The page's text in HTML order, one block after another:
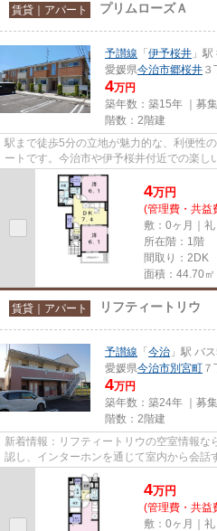
賃貸｜アパート プリムローズＡ
予讃線 「 伊予桜井 」
愛媛県今治市郷桜井
4万円
築年数：築15年 ｜募集
階数：2階建
駅まで徒歩5分の立地が魅力的な、利便性
ートです。今治市や伊予桜井付近での楽し
敵なお部屋を私達と一緒に見つ...
4万円
(管理費・共益
敷：0ヶ月｜礼
所在階：1階
間取り：2DK
面積：44.70㎡
賃貸｜アパート リフティートリウ
予讃線 「 今治 」駅 バ
愛媛県今治市別宮町
4万円
築年数：築24年 ｜募集
階数：2階建
新着情報：リフティートリウの空室情報
認し、インターホンを通じて室内から会話
えるときにもお使いいただけ...
4万円
(管理費・共益
敷：0ヶ月｜礼